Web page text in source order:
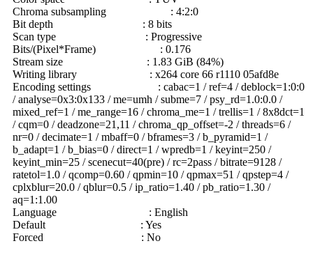
Chroma subsampling : 4:2:0
Bit depth : 8 bits
Scan type : Progressive
Bits/(Pixel*Frame) : 0.176
Stream size : 1.83 GiB (84%)
Writing library : x264 core 66 r1110 05afd8e
Encoding settings : cabac=1 / ref=4 / deblock=1:0:0
/ analyse=0x3:0x133 / me=umh / subme=7 / psy_rd=1.0:0.0 /
mixed_ref=1 / me_range=16 / chroma_me=1 / trellis=1 / 8x8dct=1
/ cqm=0 / deadzone=21,11 / chroma_qp_offset=-2 / threads=6 /
nr=0 / decimate=1 / mbaff=0 / bframes=3 / b_pyramid=1 /
b_adapt=1 / b_bias=0 / direct=1 / wpredb=1 / keyint=250 /
keyint_min=25 / scenecut=40(pre) / rc=2pass / bitrate=9128 /
ratetol=1.0 / qcomp=0.60 / qpmin=10 / qpmax=51 / qpstep=4 /
cplxblur=20.0 / qblur=0.5 / ip_ratio=1.40 / pb_ratio=1.30 /
aq=1:1.00
Language : English
Default : Yes
Forced : No